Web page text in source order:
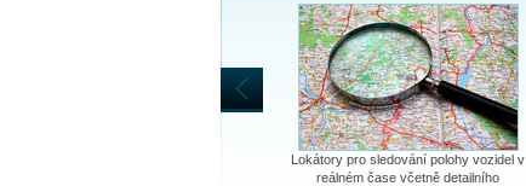
Lokátory pro sledování polohy vozidel v
reálném čase včetně detailního